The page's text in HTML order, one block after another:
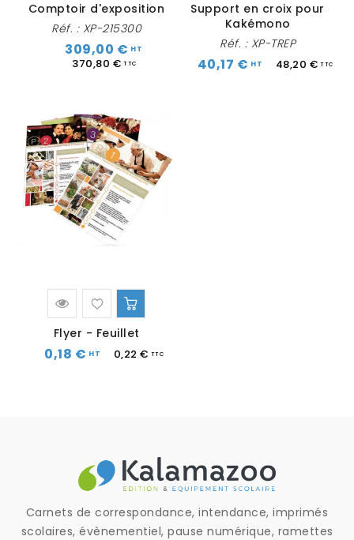
Comptoir d'exposition
Réf. : XP-215300
309,00 €
370,80 €
Support en croix pour
Kakémono
Réf. : XP-TREP
40,17 € 48,20 €
Flyer - Feuillet
0,18 € 0,22 €
Carnets de correspondance, intendance, imprimés
scolaires, évènementiel, pause numérique, ramettes